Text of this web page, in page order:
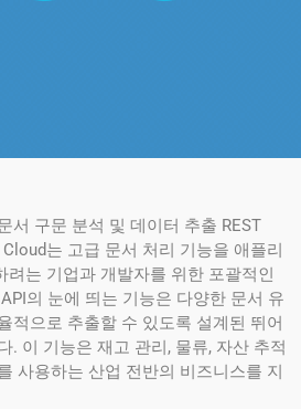
서 구문 분석 및 데이터 추출 REST
는 고급 문서 처리 기능을 애플리
려는 기업과 개발자를 위한 포괄적인
의 눈에 띄는 기능은 다양한 문서 유
적으로 추출할 수 있도록 설계된 뛰어
. 이 기능은 재고 관리, 물류, 자산 추적
사용하는 산업 전반의 비즈니스를 지